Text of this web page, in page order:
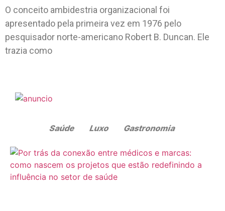
O conceito ambidestria organizacional foi
apresentado pela primeira vez em 1976 pelo
pesquisador norte-americano Robert B. Duncan. Ele
trazia como